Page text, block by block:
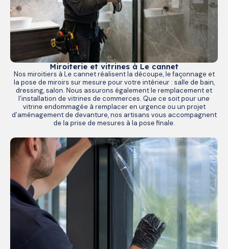
Miroiterie et vitrines à Le cannet
Nos miroitiers à Le cannet réalisent la découpe, le façonnage et
la pose de miroirs sur mesure pour votre intérieur : salle de bain,
dressing, salon. Nous assurons également le remplacement et
l’installation de vitrines de commerces. Que ce soit pour une
vitrine endommagée à remplacer en urgence ou un projet
d’aménagement de devanture, nos artisans vous accompagnent
de la prise de mesures à la pose finale.